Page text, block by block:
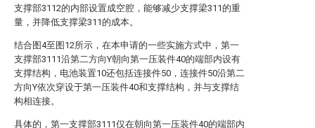
支撑部3112的内部设置成空腔，能够减少支撑梁311的重
量，并降低支撑梁311的成本。
结合图4至图12所示，在本申请的一些实施方式中，第一
支撑部3111沿第二方向Y朝向第一压装件40的端部内设有
支撑结构，电池装置10还包括连接件50，连接件50沿第二
方向Y依次穿设于第一压装件40和支撑结构，并与支撑结
构相连接。
具体的，第一支撑部3111仅在朝向第一压装件40的端部内